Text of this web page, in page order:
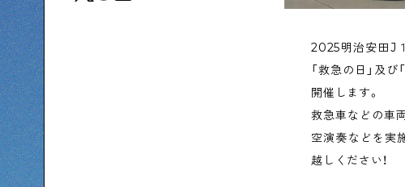
シタマチコウベについて
2025明治安田J
「救急の日」及
開催します。
救急車などの車
空演奏などを実
越しください！